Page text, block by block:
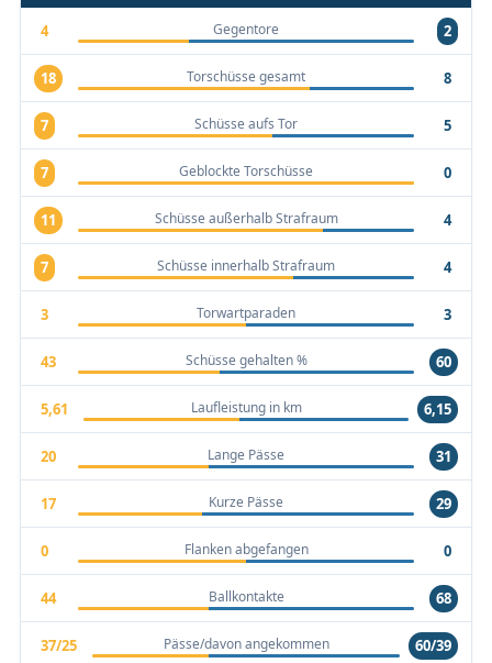
4 Gegentore 2
18 Torschüsse gesamt 8
7 Schüsse aufs Tor 5
7 Geblockte Torschüsse 0
11 Schüsse außerhalb Strafraum 4
7 Schüsse innerhalb Strafraum 4
3 Torwartparaden 3
43 Schüsse gehalten % 60
5,61 Laufleistung in km 6,15
20 Lange Pässe 31
17 Kurze Pässe 29
0 Flanken abgefangen 0
44 Ballkontakte 68
37/25 Pässe/davon angekommen 60/39